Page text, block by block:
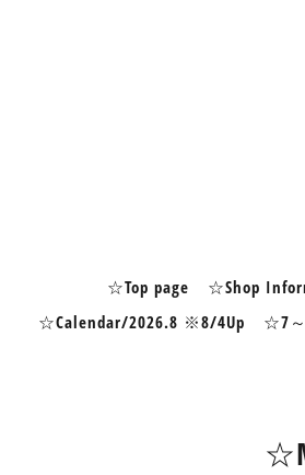
☆Top page ☆Shop
☆Calendar/2026.8 ※8/4Up
☆7